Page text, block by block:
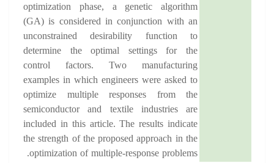
optimization phase, a genetic algorithm
(GA) is considered in conjunction with an
unconstrained desirability function to
determine the optimal settings for the
control factors. Two manufacturing
examples in which engineers were asked to
optimize multiple responses from the
semiconductor and textile industries are
included in this article. The results indicate
the strength of the proposed approach in the
optimization of multiple-response problems.